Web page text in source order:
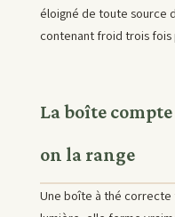
éloigné de toute source
contenant froid trois fois
La boîte
on la range
Une boîte à thé correcte